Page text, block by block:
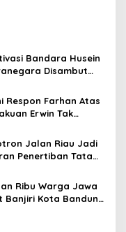
Bandara Husein
Disambut
Respon Farhan Atas
Erwin Tak
Jalan Riau Jadi
Penertiban Tata
Ribu Warga Jawa
Banjiri Kota Bandung